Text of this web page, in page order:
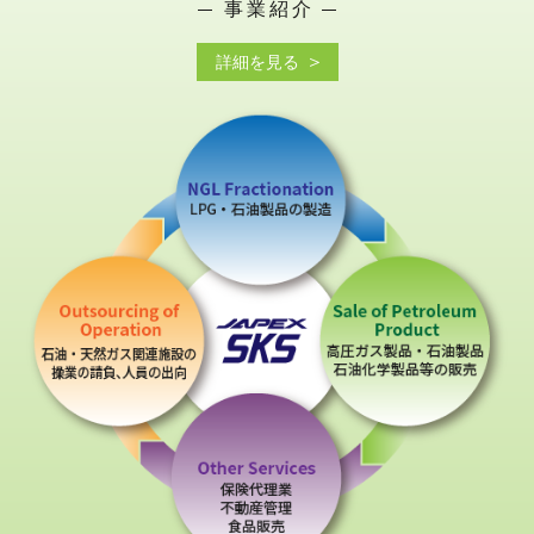
事業紹介
詳細を見る